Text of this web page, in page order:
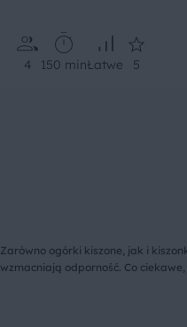
4 150 minŁatwe 5
Zarówno ogórki kiszone, jak i
wzmacniają odporność. Co